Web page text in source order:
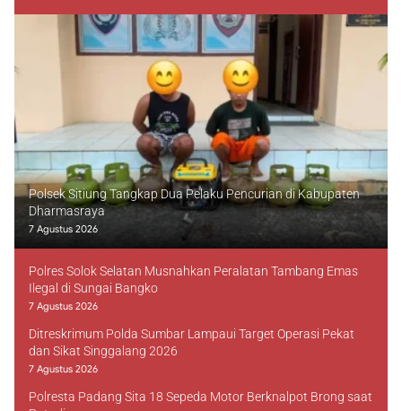
Polsek Sitiung Tangkap Dua Pelaku Pencurian di Kabupaten
Dharmasraya
7 Agustus 2026
Polres Solok Selatan Musnahkan Peralatan Tambang Emas
Ilegal di Sungai Bangko
7 Agustus 2026
Ditreskrimum Polda Sumbar Lampaui Target Operasi Pekat
dan Sikat Singgalang 2026
7 Agustus 2026
Polresta Padang Sita 18 Sepeda Motor Berknalpot Brong saat